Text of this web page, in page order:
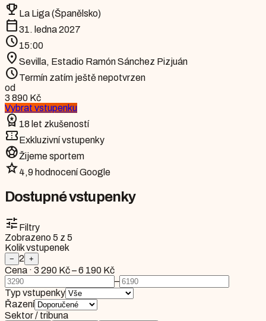
emoji_events La Liga (Španělsko)
calendar_today31. ledna 2027
schedule15:00
location_on Sevilla, Estadio Ramón Sánchez Pizjuán
scheduleTermín zatím ještě nepotvrzen
od
3 890 Kč
Vybrat vstupenku
workspace_premium 18 let zkušeností
confirmation_numberExkluzivní vstupenky
sports_soccerŽijeme sportem
star4,9 hodnocení Google
Dostupné vstupenky
tune Filtry
Zobrazeno5 z 5
Kolik vstupenek
− 2 +
Cena · 3 290 Kč–6 190 Kč
–
Typ vstupenky
Řazení
Sektor / tribuna